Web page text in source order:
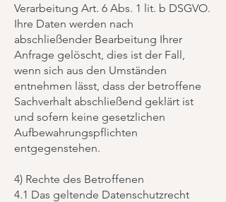
Verarbeitung Art. 6 Abs. 1 lit. b DSGVO.
Ihre Daten werden nach
abschließender Bearbeitung Ihrer
Anfrage gelöscht, dies ist der Fall,
wenn sich aus den Umständen
entnehmen lässt, dass der betroffene
Sachverhalt abschließend geklärt ist
und sofern keine gesetzlichen
Aufbewahrungspflichten
entgegenstehen.
4) Rechte des Betroffenen
4.1 Das geltende Datenschutzrecht